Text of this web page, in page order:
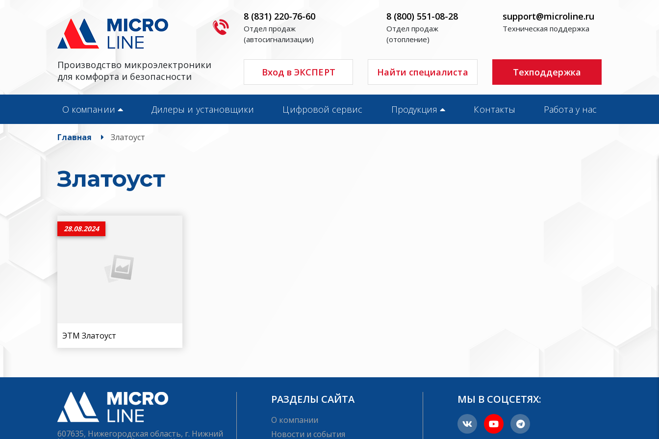
Производство микроэлектроники
для комфорта и безопасности
8 (831) 220-76-60
Отдел продаж
(автосигнализации)
8 (800) 551-08-28
Отдел продаж
(отопление)
support@microline.ru
Техническая поддержка
Вход в ЭКСПЕРТ Найти специалиста Техподдержка
О компании Дилеры и установщики Цифровой сервис Продукция Контакты Работа у нас
Главная Златоуст
Златоуст
28.08.2024
ЭТМ Златоуст
607635, Нижегородская область, г. Нижний
РАЗДЕЛЫ САЙТА
О компании
Новости и события
МЫ В СОЦСЕТЯХ: